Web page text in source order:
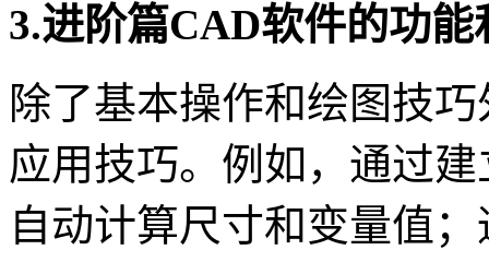
3.进阶篇CAD软件的功能
除了基本操作和绘图技
应用技巧。例如，通过
自动计算尺寸和变量值